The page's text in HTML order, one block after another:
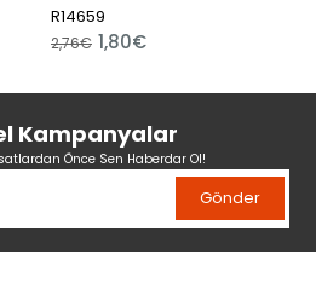
R14659
1,80€
Kampanyalar
Önce Sen Haberdar Ol!
Gönder